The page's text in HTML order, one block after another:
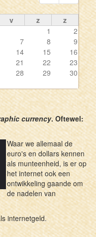
v z
z
1
2
7 8
9
14 15
16
21 22
23
28 29
30
currency. Oftewel:
Waar we allemaal de
euro's en dollars kennen
als munteenheid, is er op
het internet ook een
ontwikkeling gaande om
de nadelen van
internetgeld.